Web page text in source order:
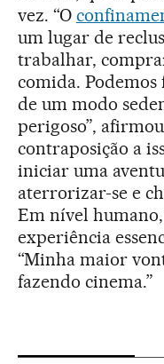
vez. “O
um lugar de
trabalhar,
comida.
de um modo
perigoso”,
contraposição a
iniciar uma
aterrorizar-se e
Em nível
experiência
“Minha maior
fazendo cinema.”